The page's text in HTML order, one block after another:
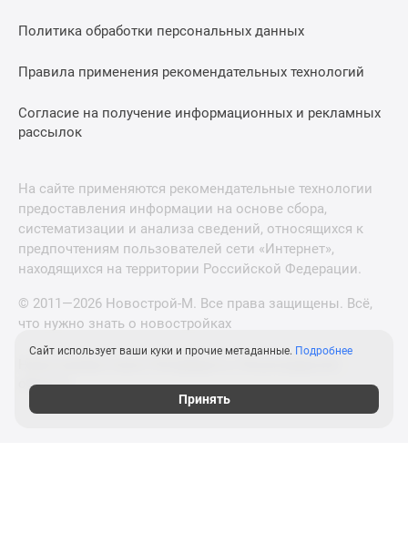
Политика обработки персональных данных
Правила применения рекомендательных технологий
Согласие на получение информационных и рекламных
рассылок
На сайте применяются рекомендательные технологии
предоставления информации на основе сбора,
систематизации и анализа сведений, относящихся к
предпочтениям пользователей сети «Интернет»,
находящихся на территории Российской Федерации.
© 2011—2026 Новострой-М. Все права защищены. Всё,
что нужно знать о новостройках
области
Сайт использует ваши куки и прочие метаданные. Подробнее
Принять